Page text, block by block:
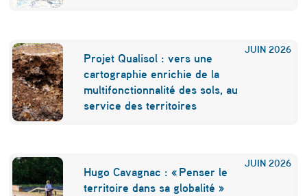
JUIN 2026
Projet Qualisol : vers une
cartographie enrichie de la
multifonctionnalité des sols, au
service des territoires
JUIN 2026
Hugo Cavagnac : « Penser le
territoire dans sa globalité »